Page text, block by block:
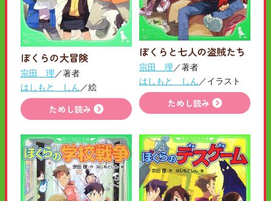
ぼくらの大冒険
宗田 理 ／著者
はしもと しん ／絵
ためし読み
ぼくらと七人の盗賊たち
宗田 理 ／著者
はしもと しん ／イラスト
ためし読み